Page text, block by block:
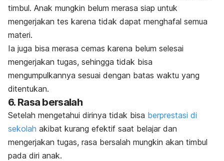
timbul. Anak mungkin belum merasa siap untuk
mengerjakan tes karena tidak dapat menghafal semua
materi.
Ia juga bisa merasa cemas karena belum selesai
mengerjakan tugas, sehingga tidak bisa
mengumpulkannya sesuai dengan batas waktu yang
ditentukan.
6. Rasa bersalah
Setelah mengetahui dirinya tidak bisa berprestasi di
sekolah akibat kurang efektif saat belajar dan
mengerjakan tugas, rasa bersalah mungkin akan timbul
pada diri anak.